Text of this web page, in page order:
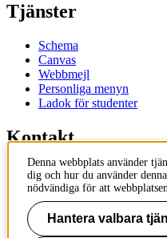
Tjänster
Schema
Canvas
Webbmejl
Personliga menyn
Ladok för studenter
Kontakt
Kontakta
Kontakta kurs
IT-support
KTH Entré
Denna webbplats använder
dig och hur du använder
nödvändiga för att
Hantera valbara